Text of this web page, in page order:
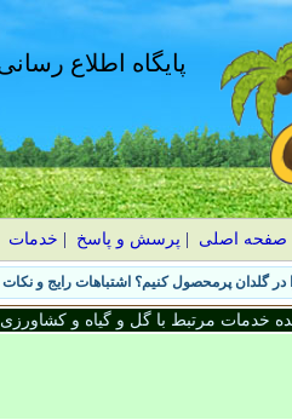
پایگاه اطلاع
صفحه اصلی پرسش و پاسخ خدمات
در گلدان پرمحصول کنیم؟ اشتباهات رایج و
خدمات مرتبط با گل و گیاه و کشاورزی